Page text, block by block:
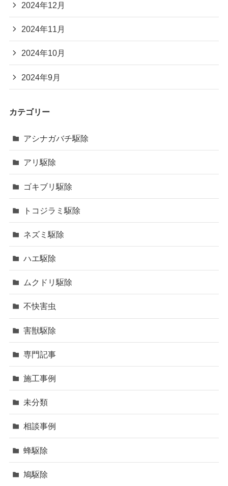
2024年12月
2024年11月
2024年10月
2024年9月
カテゴリー
アシナガバチ駆除
アリ駆除
ゴキブリ駆除
トコジラミ駆除
ネズミ駆除
ハエ駆除
ムクドリ駆除
不快害虫
害獣駆除
専門記事
施工事例
未分類
相談事例
蜂駆除
鳩駆除